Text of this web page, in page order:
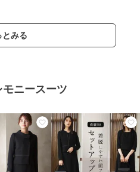
とみる
ニースーツ